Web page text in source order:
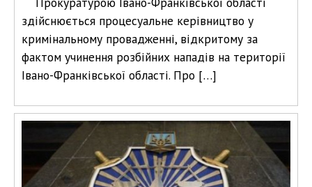
здійснюється процесуальне керівництво у
кримінальному провадженні, відкритому за
фактом учинення розбійних нападів на території
Івано-Франківської області. Про […]